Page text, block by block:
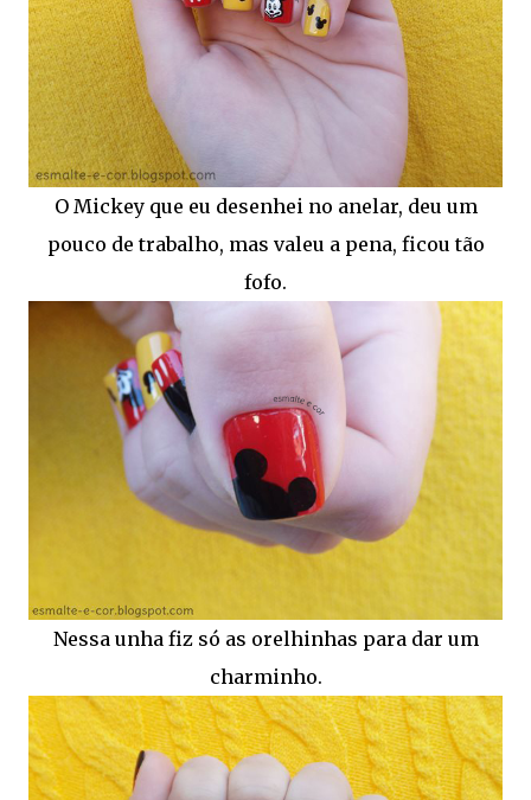
O Mickey que eu desenhei no anelar, deu um
pouco de trabalho, mas valeu a pena, ficou tão
fofo.
Nessa unha fiz só as orelhinhas para dar um
charminho.